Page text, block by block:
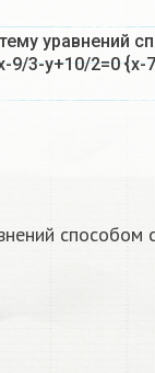
уравнений
9/3-y+10/2=0 {x-
способом